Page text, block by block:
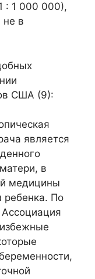
: 1 000 000),
не в
США (9):
является
в
медицины
ребенка. По